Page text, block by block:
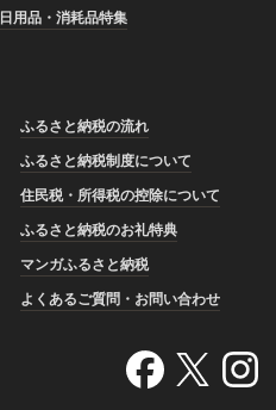
日用品・消耗品特集
ふるさと納税の流れ
ふるさと納税制度について
住民税・所得税の控除について
ふるさと納税のお礼特典
マンガふるさと納税
よくあるご質問・お問い合わせ